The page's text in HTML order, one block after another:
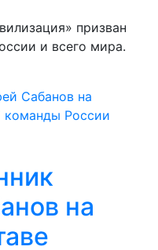
призван
и всего мира.
на